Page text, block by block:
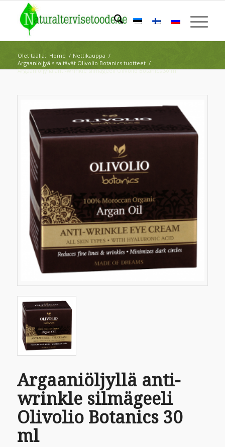
Olet täällä: Home / Nettikauppa /
Argaaniöljyä sisaltävät Olivolio Botanics tuotteet /
Argaaniöljyllä anti-wrinkle silmägeeli Olivolio Botanics 30 ml
Argaaniöljyllä anti-
wrinkle silmägeeli
Olivolio Botanics 30
ml